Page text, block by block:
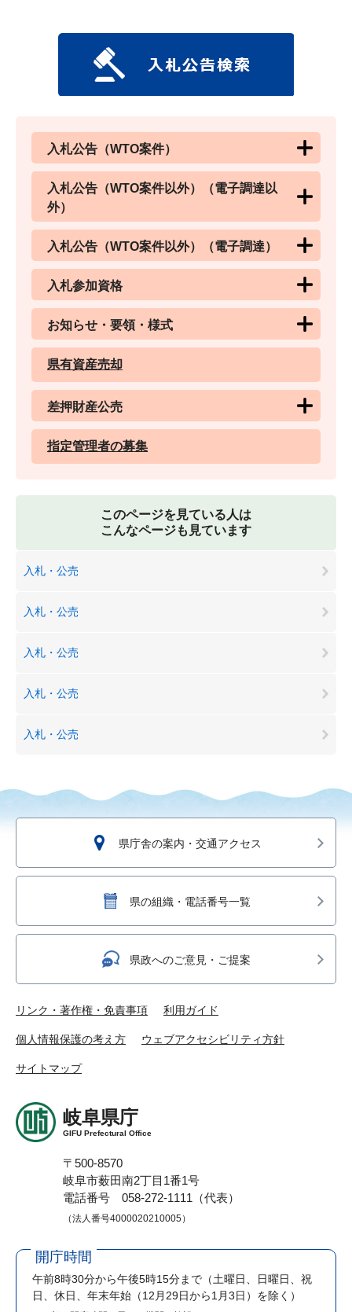
入札公告（WTO案件）
入札公告（WTO案件以外）（電子調達以
外）
入札公告（WTO案件以外）（電子調達）
入札参加資格
お知らせ・要領・様式
県有資産売却
差押財産公売
指定管理者の募集
このページを見ている人は
こんなページも見ています
入札・公売
入札・公売
入札・公売
入札・公売
入札・公売
県庁舎の案内・交通アクセス
県の組織・電話番号一覧
県政へのご意見・ご提案
リンク・著作権・免責事項 利用ガイド
個人情報保護の考え方 ウェブアクセシビリティ方針
サイトマップ
岐阜県庁
GIFU Prefectural Office
〒500-8570
岐阜市薮田南2丁目1番1号
電話番号 058-272-1111（代表）
（法人番号4000020210005）
開庁時間
午前8時30分から午後5時15分まで （土曜日、日曜日、祝
日、休日、年末年始（12月29日から1月3日）を除く）